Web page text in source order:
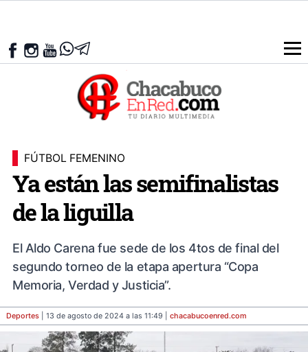
FÚTBOL FEMENINO
Ya están las semifinalistas
de la liguilla
El Aldo Carena fue sede de los 4tos de final del
segundo torneo de la etapa apertura “Copa
Memoria, Verdad y Justicia”.
Deportes | 13 de agosto de 2024 a las 11:49 | chacabucoenred.com